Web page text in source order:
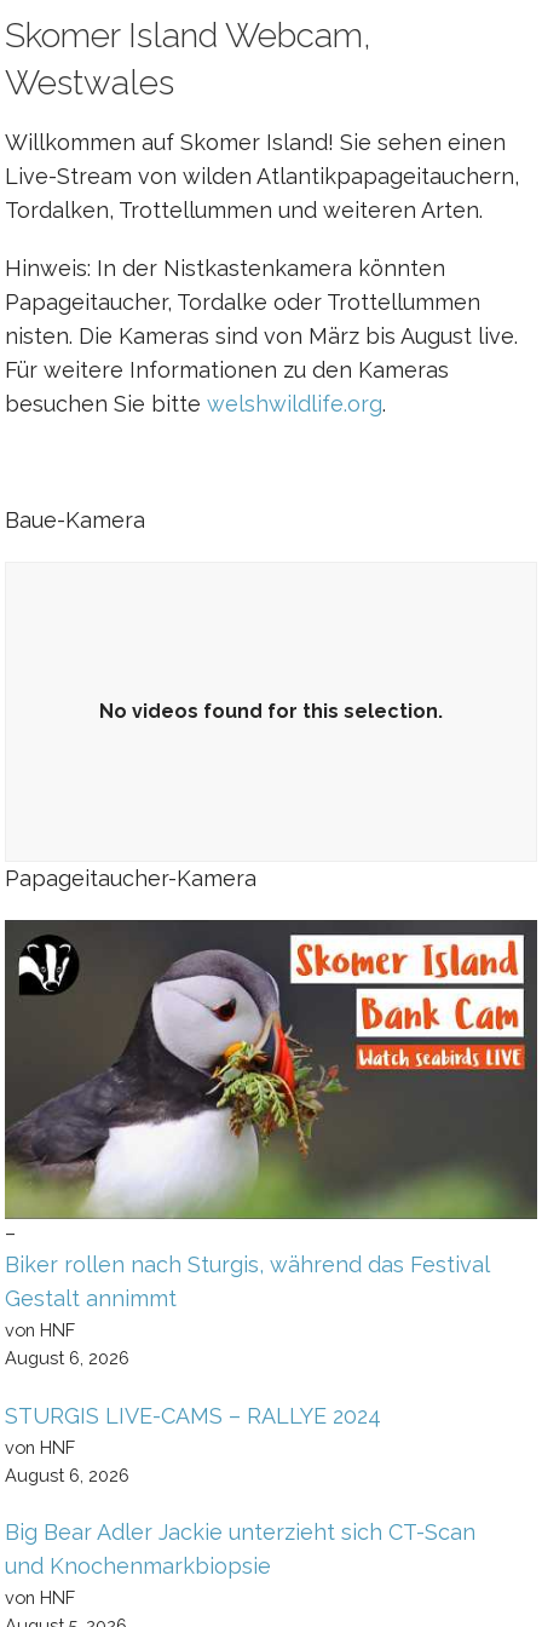
Skomer Island Webcam,
Westwales
Willkommen auf Skomer Island! Sie sehen einen
Live-Stream von wilden Atlantikpapageitauchern,
Tordalken, Trottellummen und weiteren Arten.
Hinweis: In der Nistkastenkamera könnten
Papageitaucher, Tordalke oder Trottellummen
nisten. Die Kameras sind von März bis August live.
Für weitere Informationen zu den Kameras
besuchen Sie bitte welshwildlife.org.
Baue-Kamera
No videos found for this selection.
No videos found for this selection.
Papageitaucher-Kamera
–
Biker rollen nach Sturgis, während das Festival
Gestalt annimmt
von HNF
August 6, 2026
STURGIS LIVE-CAMS – RALLYE 2024
von HNF
August 6, 2026
Big Bear Adler Jackie unterzieht sich CT-Scan
und Knochenmarkbiopsie
von HNF